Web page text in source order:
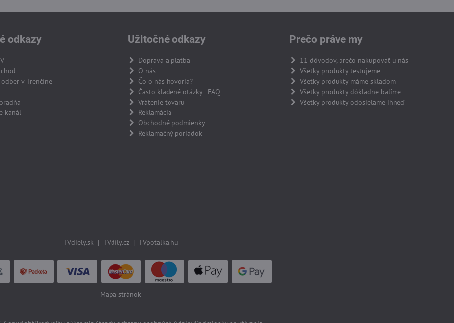
odkazy
odber v Trenčíne
kanál
Užitočné odkazy
Doprava a platba
O nás
Čo o nás hovoria?
Často kladené otázky - FAQ
Vrátenie tovaru
Reklamácia
Obchodné podmienky
Reklamačný poriadok
Prečo práve my
11 dôvodov, prečo nakupovať u nás
Všetky produkty testujeme
Všetky produkty máme skladom
Všetky produkty dôkladne balíme
Všetky produkty odosielame ihneď
TVdiely.sk | TVdíly.cz| TVpotalka.hu
Mapa stránok